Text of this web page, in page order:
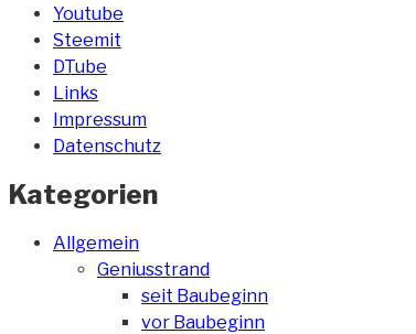
Youtube
Steemit
DTube
Links
Impressum
Datenschutz
Kategorien
Allgemein
Geniusstrand
seit Baubeginn
vor Baubeginn